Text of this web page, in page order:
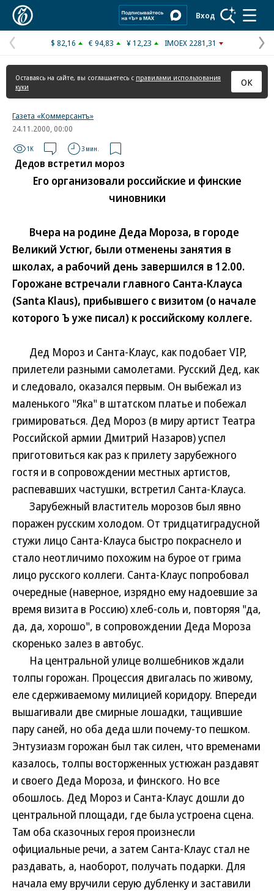
Вход
Предыдущая
страница
$ 82,16 € 94,83 ¥ 12,23 IMOEX 2281,31
Оставаясь на сайте, вы соглашаетесь с правилами использования
куки
ОК
Газета «Коммерсантъ»
24.11.2000, 00:00
1K 3 мин.
Дедов встретил мороз
Его организовали российские и финские
чиновники
Вчера на родине Деда Мороза, в городе
Великий Устюг, были отменены занятия в
школах, а рабочий день завершился в 12.00.
Горожане встречали главного Санта-Клауса
(Santa Klaus), прибывшего с визитом (о начале
которого Ъ уже писал) к российскому коллеге.
Дед Мороз и Санта-Клаус, как подобает VIP,
прилетели разными самолетами. Русский Дед, как
и следовало, оказался первым. Он выбежал из
маленького "Яка" в штатском платье и побежал
гримироваться. Дед Мороз (в миру артист Театра
Российской армии Дмитрий Назаров) успел
приготовиться как раз к прилету зарубежного
гостя и в сопровождении местных артистов,
распевавших частушки, встретил Санта-Клауса.
Зарубежный властитель морозов был явно
поражен русским холодом. От тридцатиградусной
стужи лицо Санта-Клауса быстро покраснело и
стало неотличимо похожим на бурое от грима
лицо русского коллеги. Санта-Клаус попробовал
очередные (наверное, изрядно ему надоевшие за
время визита в Россию) хлеб-соль и, повторяя "да,
да, да, хорошо", в сопровождении Деда Мороза
скоренько залез в автобус.
На центральной улице волшебников ждали
толпы горожан. Процессия двигалась по живому,
еле сдерживаемому милицией коридору. Впереди
вышагивали две смирные лошадки, тащившие
пару саней, но оба деда шли почему-то пешком.
Энтузиазм горожан был так силен, что временами
казалось, толпы восторженных устюжан раздавят
и своего Деда Мороза, и финского. Но все
обошлось. Дед Мороз и Санта-Клаус дошли до
центральной площади, где была устроена сцена.
Там оба сказочных героя произнесли
официальные речи, а затем Санта-Клаус стал не
раздавать, а, наоборот, получать подарки. Для
начала ему вручили серую дубленку и заставили